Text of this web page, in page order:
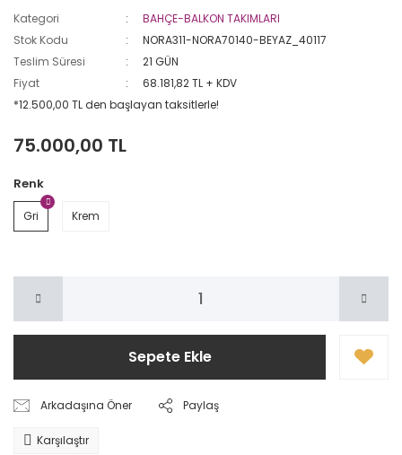
Kategori
BAHÇE-BALKON TAKIMLARI
Stok Kodu
NORA311-NORA70140-BEYAZ_40117
Teslim Süresi
21 GÜN
Fiyat
68.181,82 TL + KDV
*12.500,00 TL den başlayan taksitlerle!
75.000,00 TL
Renk
Gri Krem
Sepete Ekle
Arkadaşına Öner Paylaş
Karşılaştır